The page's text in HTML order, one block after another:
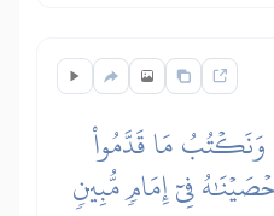
وَنَكۡتُبُ مَا قَدَّمُواْ
فِيٓ إِمَامٖ مُّبِينٖ